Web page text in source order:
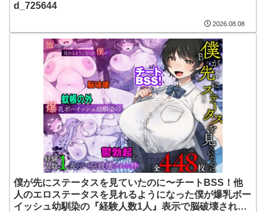
d_725644
2026.08.08
僕が先にステータスを見ていたのに〜チートBSS！他
人のエロステータスを見れるようになった僕が爆乳ボー
イッシュ幼馴染の『経験人数1人』表示で脳破壊された